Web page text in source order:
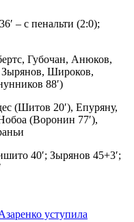
– с пенальти (2:0);
Губочан, Анюков,
Широков,
88′)
(Шитов 20′), Епуряну,
(Воронин 77′),
40′; Зырянов 45+3′;
уступила